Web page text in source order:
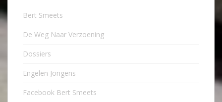
Bert Smeets
De Weg Naar Verzoening
Dossiers
Engelen Jongens
Facebook Bert Smeets